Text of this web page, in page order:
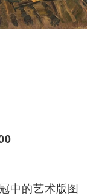
中的艺术版图